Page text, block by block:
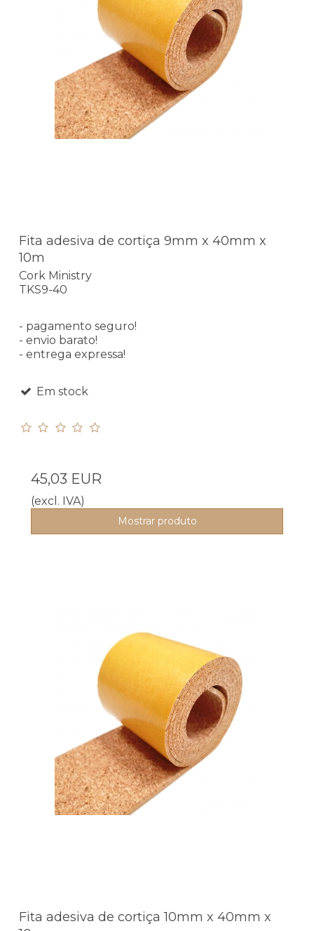
Fita adesiva de cortiça 9mm x 40mm x
10m
Cork Ministry
TKS9-40
- pagamento seguro!
- envio barato!
- entrega expressa!
Em stock
45,03 EUR
(excl. IVA)
Mostrar produto
Fita adesiva de cortiça 10mm x 40mm x